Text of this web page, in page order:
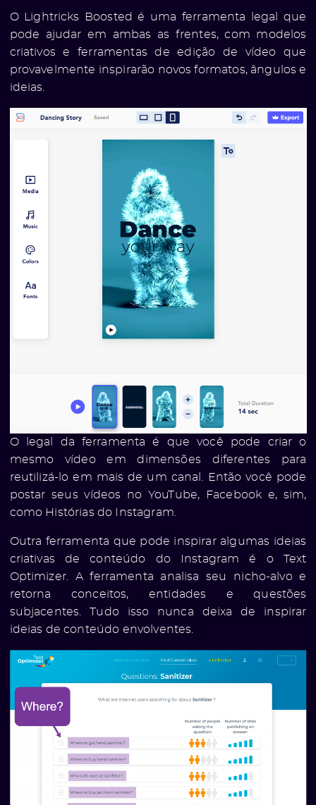
O Lightricks Boosted é uma ferramenta legal que
pode ajudar em ambas as frentes, com modelos
criativos e ferramentas de edição de vídeo que
provavelmente inspirarão novos formatos, ângulos e
ideias.
O legal da ferramenta é que você pode criar o
mesmo vídeo em dimensões diferentes para
reutilizá-lo em mais de um canal. Então você pode
postar seus vídeos no YouTube, Facebook e, sim,
como Histórias do Instagram.
Outra ferramenta que pode inspirar algumas ideias
criativas de conteúdo do Instagram é o Text
Optimizer. A ferramenta analisa seu nicho-alvo e
retorna conceitos, entidades e questões
subjacentes. Tudo isso nunca deixa de inspirar
ideias de conteúdo envolventes.